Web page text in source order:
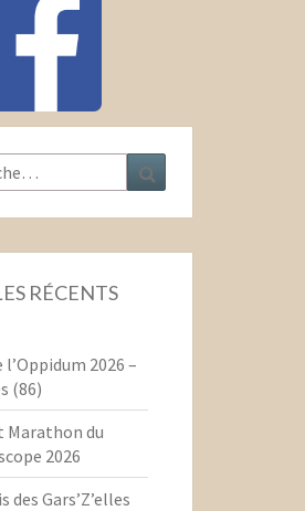
:
RÉCENTS
l’Oppidum 2026 –
(86)
Marathon du
2026
des Gars’Z’elles